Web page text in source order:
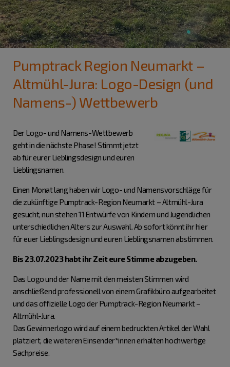
Pumptrack Region Neumarkt –
Altmühl-Jura: Logo-Design (und
Namens-) Wettbewerb
Der Logo- und Namens-Wettbewerb
geht in die nächste Phase! Stimmt jetzt
ab für eurer Lieblingsdesign und euren
Lieblingsnamen.
Einen Monat lang haben wir Logo- und Namensvorschläge für
die zukünftige Pumptrack-Region Neumarkt – Altmühl-Jura
gesucht, nun stehen 11 Entwürfe von Kindern und Jugendlichen
unterschiedlichen Alters zur Auswahl. Ab sofort könnt ihr hier
für euer Lieblingsdesign und euren Lieblingsnamen abstimmen.
Bis 23.07.2023 habt ihr Zeit eure Stimme abzugeben.
Das Logo und der Name mit den meisten Stimmen wird
anschließend professionell von einem Grafikbüro aufgearbeitet
und das offizielle Logo der Pumptrack-Region Neumarkt –
Altmühl-Jura.
Das Gewinnerlogo wird auf einem bedruckten Artikel der Wahl
platziert, die weiteren Einsender*innen erhalten hochwertige
Sachpreise.